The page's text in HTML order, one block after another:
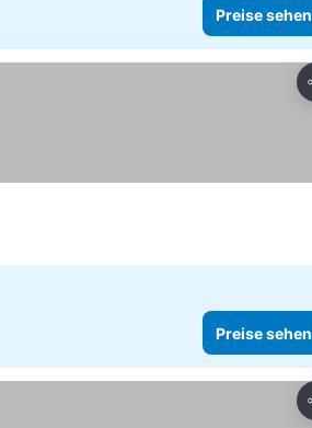
Preise sehen
Preise sehen